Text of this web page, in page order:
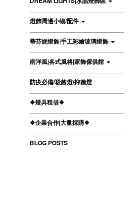
燈飾周邊小物/配件
蒂芬妮燈飾|手工彩繪玻璃燈飾
南洋風|各式風格|家飾傢俱館
防疫必備/殺菌燈/抑菌燈
❖燈具租借❖
❖企業合作|大量採購❖
BLOG POSTS